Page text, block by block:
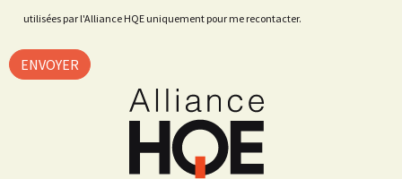
utilisées par l'Alliance HQE uniquement pour me recontacter.